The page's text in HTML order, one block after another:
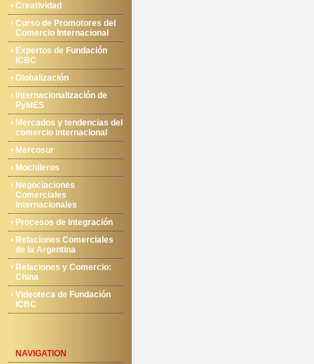
Creatividad
Curso de Promotores del
Comercio Internacional
Expertos de Fundación
ICBC
Globalización
Internacionalización de
PyMES
Mercados y tendencias del
comercio internacional
Mercosur
Mochileros
Negociaciones
Comerciales
Internacionales
Procesos de integración
Relaciones Comerciales
de la Argentina
Relaciones y Comercio:
China
Videoteca de Fundación
ICBC
NAVIGATION